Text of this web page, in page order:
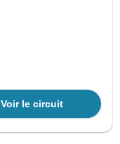
Voir le circuit